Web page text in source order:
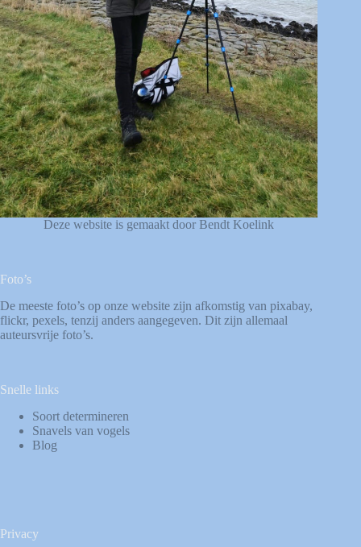
Deze website is gemaakt door Bendt Koelink
Foto’s
De meeste foto’s op onze website zijn afkomstig van pixabay,
flickr, pexels, tenzij anders aangegeven. Dit zijn allemaal
auteursvrije foto’s.
Snelle links
Soort determineren
Snavels van vogels
Blog
Privacy